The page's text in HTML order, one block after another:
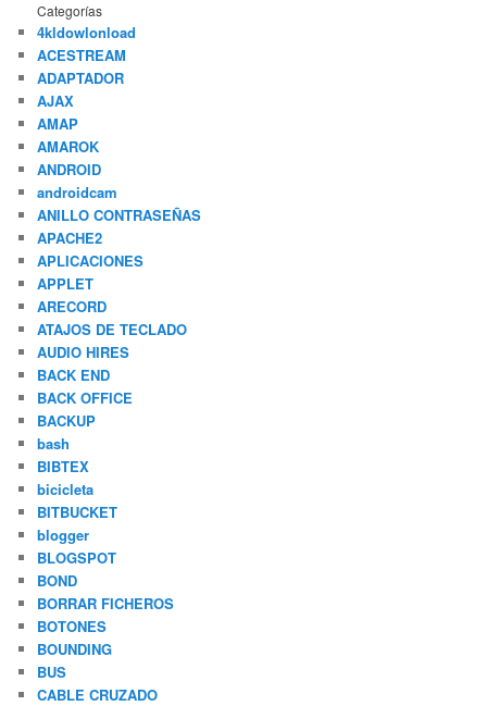
Categorías
4kldowlonload
ACESTREAM
ADAPTADOR
AJAX
AMAP
AMAROK
ANDROID
androidcam
ANILLO CONTRASEÑAS
APACHE2
APLICACIONES
APPLET
ARECORD
ATAJOS DE TECLADO
AUDIO HIRES
BACK END
BACK OFFICE
BACKUP
bash
BIBTEX
bicicleta
BITBUCKET
blogger
BLOGSPOT
BOND
BORRAR FICHEROS
BOTONES
BOUNDING
BUS
CABLE CRUZADO